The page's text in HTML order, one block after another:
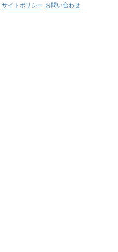
サイトポリシー お問い合わせ